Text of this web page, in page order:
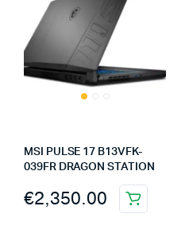
MSI PULSE 17 B13VFK-
039FR DRAGON STATION
€2,350.00